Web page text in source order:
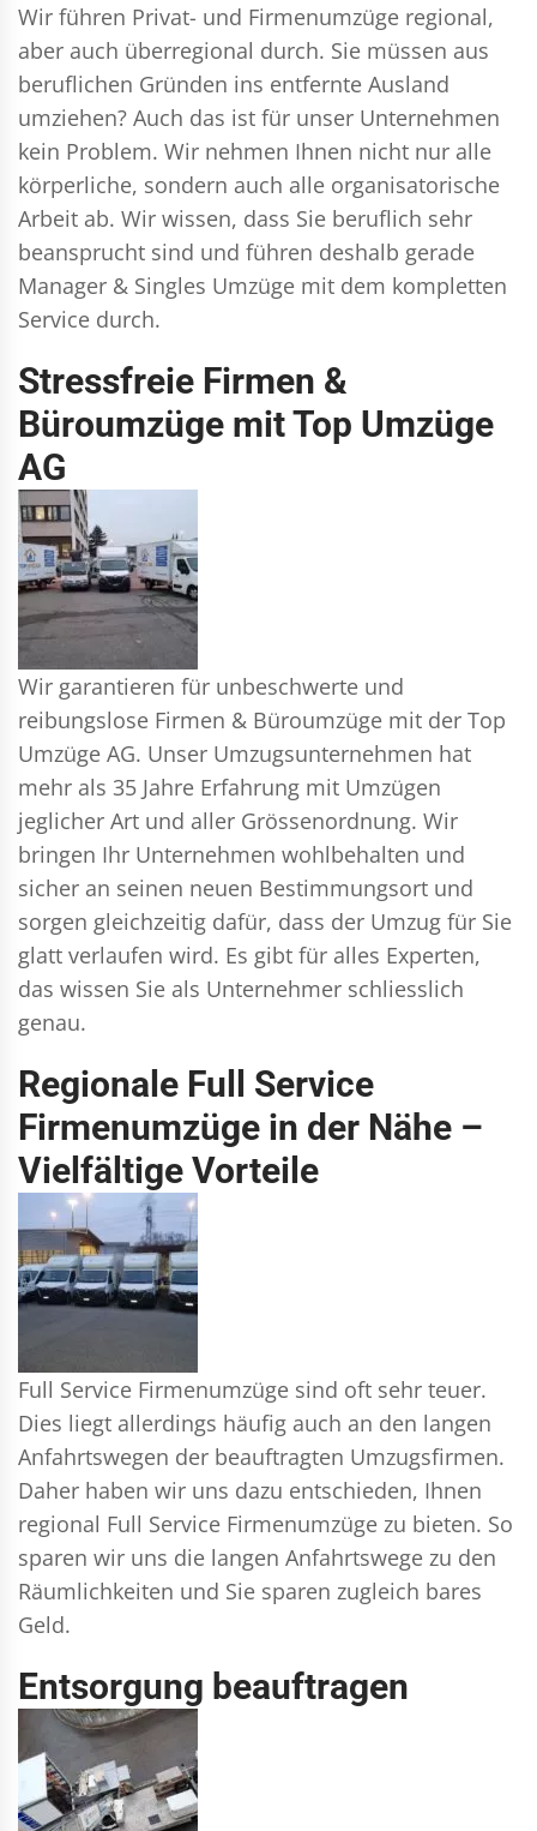
Wir führen Privat- und Firmenumzüge regional,
aber auch überregional durch. Sie müssen aus
beruflichen Gründen ins entfernte Ausland
umziehen? Auch das ist für unser Unternehmen
kein Problem. Wir nehmen Ihnen nicht nur alle
körperliche, sondern auch alle organisatorische
Arbeit ab. Wir wissen, dass Sie beruflich sehr
beansprucht sind und führen deshalb gerade
Manager & Singles Umzüge mit dem kompletten
Service durch.
Stressfreie Firmen &
Büroumzüge mit Top Umzüge
AG
Wir garantieren für unbeschwerte und
reibungslose Firmen & Büroumzüge mit der Top
Umzüge AG. Unser Umzugsunternehmen hat
mehr als 35 Jahre Erfahrung mit Umzügen
jeglicher Art und aller Grössenordnung. Wir
bringen Ihr Unternehmen wohlbehalten und
sicher an seinen neuen Bestimmungsort und
sorgen gleichzeitig dafür, dass der Umzug für Sie
glatt verlaufen wird. Es gibt für alles Experten,
das wissen Sie als Unternehmer schliesslich
genau.
Regionale Full Service
Firmenumzüge in der Nähe –
Vielfältige Vorteile
Full Service Firmenumzüge sind oft sehr teuer.
Dies liegt allerdings häufig auch an den langen
Anfahrtswegen der beauftragten Umzugsfirmen.
Daher haben wir uns dazu entschieden, Ihnen
regional Full Service Firmenumzüge zu bieten. So
sparen wir uns die langen Anfahrtswege zu den
Räumlichkeiten und Sie sparen zugleich bares
Geld.
Entsorgung beauftragen